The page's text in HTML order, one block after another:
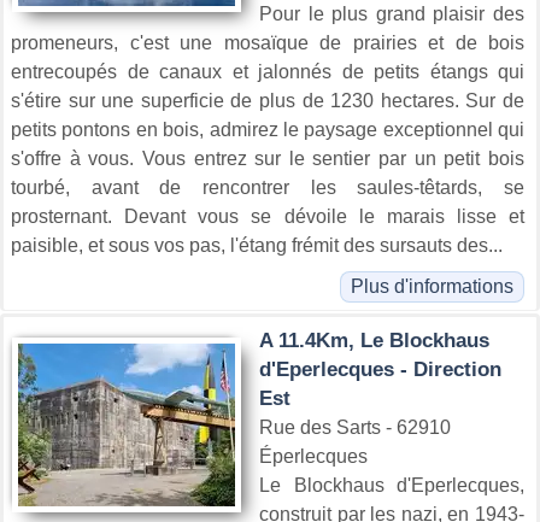
Pour le plus grand plaisir des
promeneurs, c'est une mosaïque de prairies et de bois
entrecoupés de canaux et jalonnés de petits étangs qui
s'étire sur une superficie de plus de 1230 hectares. Sur de
petits pontons en bois, admirez le paysage exceptionnel qui
s'offre à vous. Vous entrez sur le sentier par un petit bois
tourbé, avant de rencontrer les saules-têtards, se
prosternant. Devant vous se dévoile le marais lisse et
paisible, et sous vos pas, l'étang frémit des sursauts des...
Plus d'informations
A 11.4Km, Le Blockhaus
d'Eperlecques - Direction
Est
Rue des Sarts - 62910
Éperlecques
Le Blockhaus d'Eperlecques,
construit par les nazi, en 1943-